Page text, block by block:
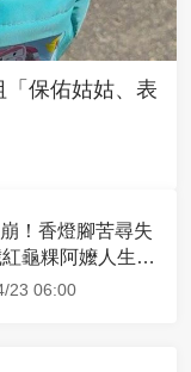
保佑姑姑、表
！香燈腳苦尋失
龜粿阿嬤人生謝
23 06:00